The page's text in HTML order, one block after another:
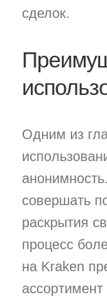
сделок.
Одним из
совершать
раскрытия
процесс
на Kraken
ассортимент